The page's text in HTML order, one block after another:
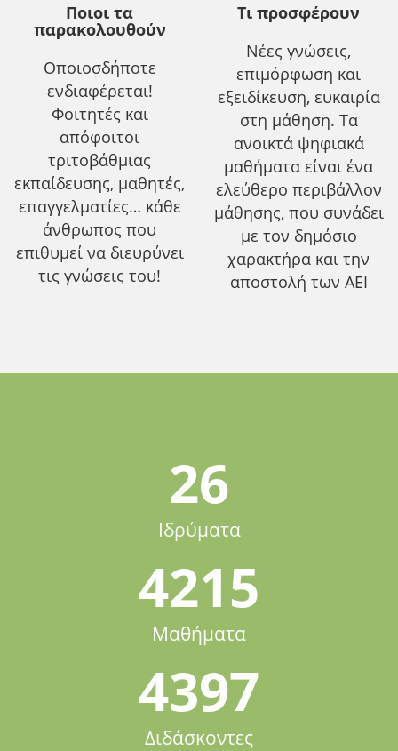
Ποιοι τα
παρακολουθούν
Οποιοσδήποτε
ενδιαφέρεται!
Φοιτητές και
απόφοιτοι
τριτοβάθμιας
εκπαίδευσης, μαθητές,
επαγγελματίες… κάθε
άνθρωπος που
επιθυμεί να διευρύνει
τις γνώσεις του!
Τι προσφέρουν
Νέες γνώσεις,
επιμόρφωση και
εξειδίκευση, ευκαιρία
στη μάθηση. Τα
ανοικτά ψηφιακά
μαθήματα είναι ένα
ελεύθερο περιβάλλον
μάθησης, που συνάδει
με τον δημόσιο
χαρακτήρα και την
αποστολή των ΑΕΙ
26
Ιδρύματα
4215
Μαθήματα
4397
Διδάσκοντες